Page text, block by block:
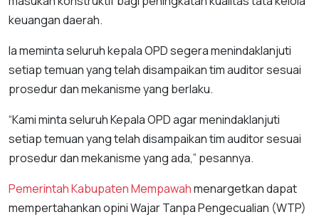
keuangan daerah.
Ia meminta seluruh kepala OPD segera menindaklanjuti
setiap temuan yang telah disampaikan tim auditor sesuai
prosedur dan mekanisme yang berlaku.
“Kami minta seluruh Kepala OPD agar menindaklanjuti
setiap temuan yang telah disampaikan tim auditor sesuai
prosedur dan mekanisme yang ada,” pesannya.
Pemerintah Kabupaten Mempawahmenargetkan dapat
mempertahankan opini Wajar Tanpa Pengecualian (WTP)